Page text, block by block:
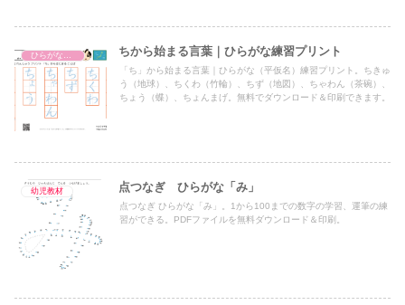
ひらがな練習プリント ちから始まる言葉｜ひらがな練習プリント
「ち」から始まる言葉｜ひらがな（平仮名）練習プリント。ちきゅ
う（地球）、ちくわ（竹輪）、ちず（地図）、ちゃわん（茶碗）、
ちょう（蝶）、ちょんまげ。無料でダウンロード＆印刷できます。
幼児教材 点つなぎ ひらがな「み」
点つなぎ ひらがな「み」。1から100までの数字の学習、運筆の練
習ができる。PDFファイルを無料ダウンロード＆印刷。